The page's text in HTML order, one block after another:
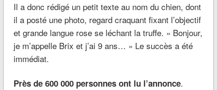
Il a donc rédigé un petit texte au nom du chien, dont
il a posté une photo, regard craquant fixant l’objectif
et grande langue rose se léchant la truffe. « Bonjour,
je m’appelle Brix et j’ai 9 ans… » Le succès a été
immédiat.
Près de 600 000 personnes ont lu l’annonce.